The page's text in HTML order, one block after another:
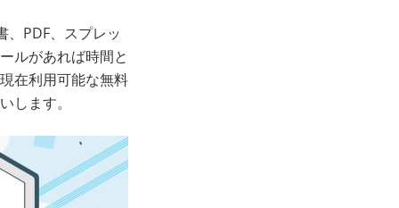
PDF、スプレッ
ルがあれば時間と
在利用可能な無料
します。